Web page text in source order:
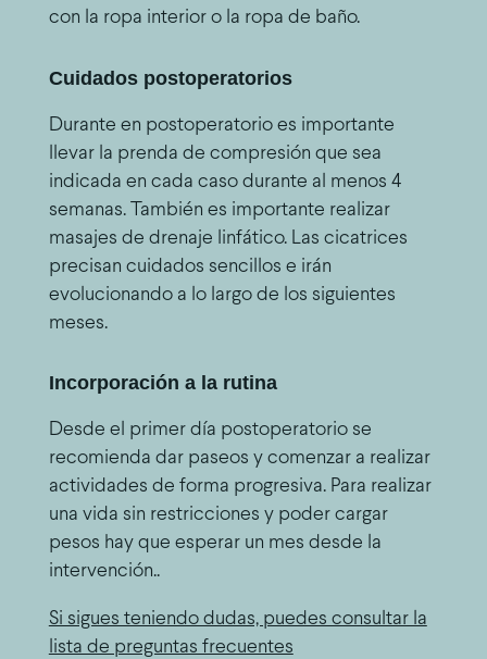
con la ropa interior o la ropa de baño.
Cuidados postoperatorios
Durante en postoperatorio es importante
llevar la prenda de compresión que sea
indicada en cada caso durante al menos 4
semanas. También es importante realizar
masajes de drenaje linfático. Las cicatrices
precisan cuidados sencillos e irán
evolucionando a lo largo de los siguientes
meses.
Incorporación a la rutina
Desde el primer día postoperatorio se
recomienda dar paseos y comenzar a realizar
actividades de forma progresiva. Para realizar
una vida sin restricciones y poder cargar
pesos hay que esperar un mes desde la
intervención..
Si sigues teniendo dudas, puedes consultar la
lista de preguntas frecuentes